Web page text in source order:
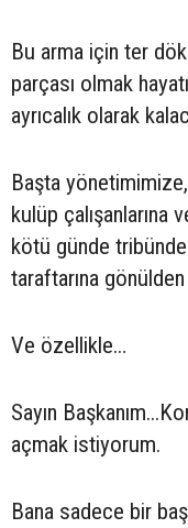
Bu arma için ter
parçası olmak
ayrıcalık olarak
Başta yönetimimize,
kulüp çalışanlarına
kötü günde
taraftarına
Ve özellikle…
Sayın
açmak istiyorum.
Bana sadece bir